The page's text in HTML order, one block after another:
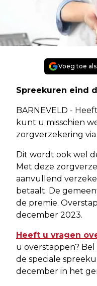
Voeg toe
Spreekuren eind
BARNEVELD -
kunt u misschien
zorgverzekering
Dit wordt ook wel
Met deze
aanvullend
betaalt. De
de premie.
december 2023.
Heeft u vragen
u overstappen? Bel
de speciale
december in het